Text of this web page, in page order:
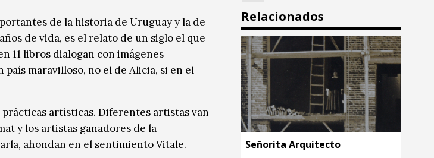
de la historia de Uruguay y la de
de vida, es el relato de un siglo el que
11 libros dialogan con imágenes
maravilloso, no el de Alicia, si en el
artísticas. Diferentes artistas van
y los artistas ganadores de la
ahondan en el sentimiento Vitale.
Relacionados
Señorita Arquitecto